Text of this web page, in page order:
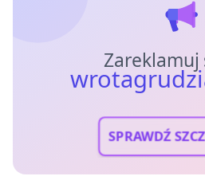
Zareklamuj
SPRAWDŹ